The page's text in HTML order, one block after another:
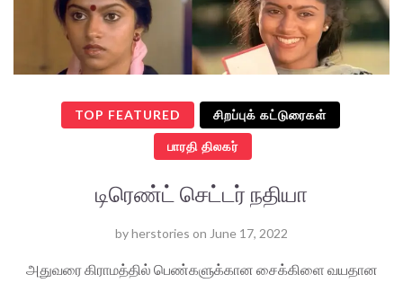
TOP FEATURED சிறப்புக் கட்டுரைகள்
பாரதி திலகர்
டிரெண்ட் செட்டர் நதியா
byherstories on June 17, 2022
அதுவரை கிராமத்தில் பெண்களுக்கான சைக்கிளை வயதான